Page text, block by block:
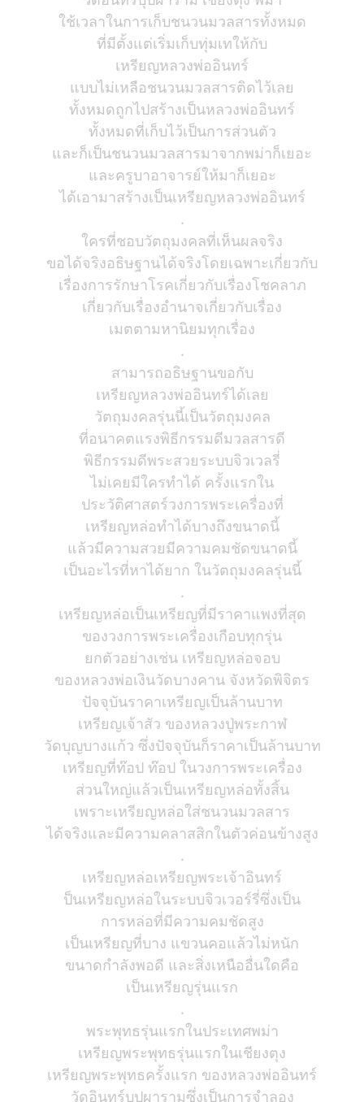
ใช้เวลาในการเก็บชนวนมวลสารทั้งหมด
ที่มีตั้งแต่เริ่มเก็บทุ่มเทให้กับ
เหรียญหลวงพ่ออินทร์
แบบไม่เหลือชนวนมวลสารติดไว้เลย
ทั้งหมดถูกไปสร้างเป็นหลวงพ่ออินทร์
ทั้งหมดที่เก็บไว้เป็นการส่วนตัว
และก็เป็นชนวนมวลสารมาจากพม่าก็เยอะ
และครูบาอาจารย์ให้มาก็เยอะ
ได้เอามาสร้างเป็นเหรียญหลวงพ่ออินทร์
.
ใครที่ชอบวัตถุมงคลที่เห็นผลจริง
ขอได้จริงอธิษฐานได้จริงโดยเฉพาะเกี่ยวกับ
เรื่องการรักษาโรคเกี่ยวกับเรื่องโชคลาภ
เกี่ยวกับเรื่องอำนาจเกี่ยวกับเรื่อง
เมตตามหานิยมทุกเรื่อง
.
สามารถอธิษฐานขอกับ
เหรียญหลวงพ่ออินทร์ได้เลย
วัตถุมงคลรุ่นนี้เป็นวัตถุมงคล
ที่อนาคตแรงพิธีกรรมดีมวลสารดี
พิธีกรรมดีพระสวยระบบจิวเวลรี่
ไม่เคยมีใครทำได้ ครั้งแรกใน
ประวัติศาสตร์วงการพระเครื่องที่
เหรียญหล่อทำได้บางถึงขนาดนี้
แล้วมีความสวยมีความคมชัดขนาดนี้
เป็นอะไรที่หาได้ยาก ในวัตถุมงคลรุ่นนี้
.
เหรียญหล่อเป็นเหรียญที่มีราคาแพงที่สุด
ของวงการพระเครื่องเกือบทุกรุ่น
ยกตัวอย่างเช่น เหรียญหล่อจอบ
ของหลวงพ่อเงินวัดบางคาน จังหวัดพิจิตร
ปัจจุบันราคาเหรียญเป็นล้านบาท
เหรียญเจ้าสัว ของหลวงปู่พระกาฬ
วัดบุญบางแก้ว ซึ่งปัจจุบันก็ราคาเป็นล้านบาท
เหรียญที่ท๊อป ท๊อป ในวงการพระเครื่อง
ส่วนใหญ่แล้วเป็นเหรียญหล่อทั้งสิ้น
เพราะเหรียญหล่อใส่ชนวนมวลสาร
ได้จริงและมีความคลาสสิกในตัวค่อนข้างสูง
.
เหรียญหล่อเหรียญพระเจ้าอินทร์
ป็นเหรียญหล่อในระบบจิวเวอร์รี่ซึ่งเป็น
การหล่อที่มีความคมชัดสูง
เป็นเหรียญที่บาง แขวนคอแล้วไม่หนัก
ขนาดกำลังพอดี และสิ่งเหนืออื่นใดคือ
เป็นเหรียญรุ่นแรก
.
พระพุทธรุ่นแรกในประเทศพม่า
เหรียญพระพุทธรุ่นแรกในเชียงตุง
เหรียญพระพุทธครั้งแรก ของหลวงพ่ออินทร์
วัดอินทร์บุปผารามซึ่งเป็นการจำลอง